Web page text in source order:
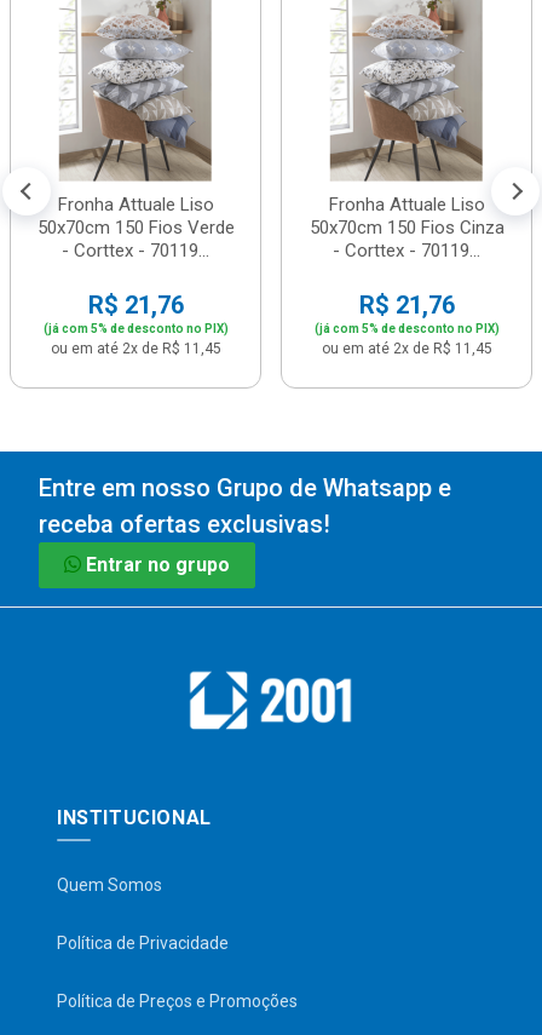
Fronha Attuale Liso
50x70cm 150 Fios Verde
- Corttex - 70119...
R$ 21,76
(já com 5% de desconto no PIX)
ou em até 2x de R$ 11,45
Fronha Attuale Liso
50x70cm 150 Fios Cinza
- Corttex - 70119...
R$ 21,76
(já com 5% de desconto no PIX)
ou em até 2x de R$ 11,45
Entre em nosso Grupo de Whatsapp e
receba ofertas exclusivas!
Entrar no grupo
INSTITUCIONAL
Quem Somos
Política de Privacidade
Política de Preços e Promoções